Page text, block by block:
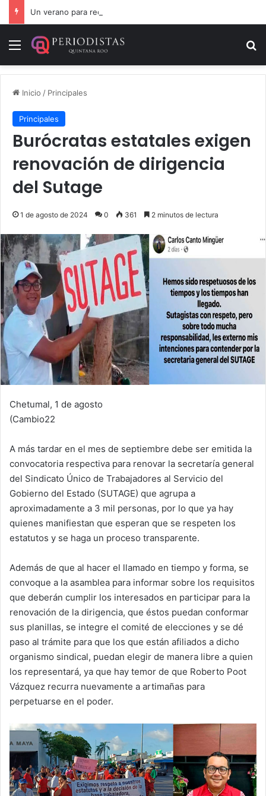
Menú
Inicio / Principales
Principales
Burócratas estatales exigen
renovación de dirigencia
del Sutage
1 de agosto de 2024 0 361 2 minutos de lectura
Chetumal, 1 de agosto
(Cambio22
A más tardar en el mes de septiembre debe ser emitida la
convocatoria respectiva para renovar la secretaría general
del Sindicato Único de Trabajadores al Servicio del
Gobierno del Estado (SUTAGE) que agrupa a
aproximadamente a 3 mil personas, por lo que ya hay
quienes manifiestan que esperan que se respeten los
estatutos y se haga un proceso transparente.
Además de que al hacer el llamado en tiempo y forma, se
convoque a la asamblea para informar sobre los requisitos
que deberán cumplir los interesados en participar para la
renovación de la dirigencia, que éstos puedan conformar
sus planillas, se integre el comité de elecciones y se dé
paso al trámite para que los que están afiliados a dicho
organismo sindical, puedan elegir de manera libre a quien
los representará, ya que hay temor de que Roberto Poot
Vázquez recurra nuevamente a artimañas para
perpetuarse en el poder.